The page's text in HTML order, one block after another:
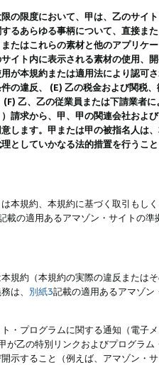
の限度において、甲は、乙のサイ
るあらゆる事柄について、直接ま
たはこれらの素材と他のアプリ
イト内に表示される素材の使用、
が本規約または適用法により認可
の違反、 (E) 乙の税金および関税
乙、乙の従業員または下請業者
請求から、甲、甲の関連会社およ
します。甲または甲の被指名人は
としていかなる法的措置を行うこ
本規約、本規約に基づく取引もし
載の適用あるアマゾン・サイトの
規約（本規約の実際の違反または
は、 別紙3記載の適用あるアマゾン
・プログラムに関する通知（電子
が乙の特別リンクおよびプログラ
示すること（例えば、アマゾン・